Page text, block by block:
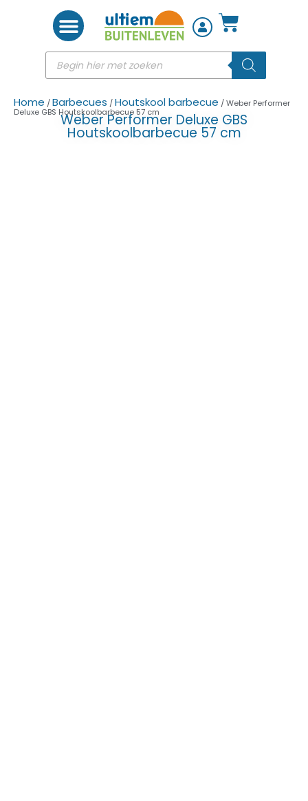
Home /Barbecues /Houtskool barbecue / Weber Performer
Deluxe GBS Houtskoolbarbecue 57 cm
Weber Performer Deluxe GBS
Houtskoolbarbecue 57 cm